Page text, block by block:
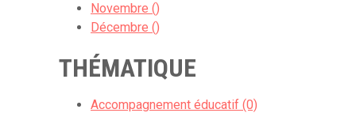
Novembre ()
Décembre ()
THÉMATIQUE
Accompagnement éducatif (0)